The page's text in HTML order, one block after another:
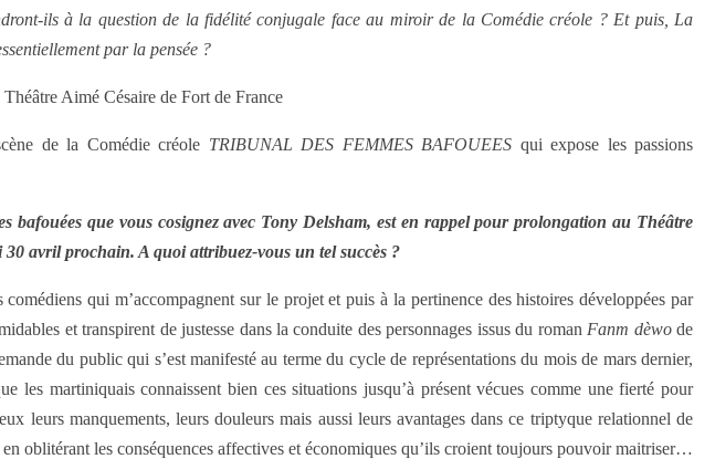
ils à la question de la fidélité conjugale face au miroir de la Comédie créole ? Et puis, La
par la pensée ?
Aimé Césaire de Fort de France
de la Comédie créole TRIBUNAL DES FEMMES BAFOUEES qui expose les passions
bafouées que vous cosignez avec Tony Delsham, est en rappel pour prolongation au Théâtre
avril prochain. A quoi attribuez-vous un tel succès ?
qui m’accompagnent sur le projet et puis à la pertinence des histoires développées par
et transpirent de justesse dans la conduite des personnages issus du roman Fanm dèwode
du public qui s’est manifesté au terme du cycle de représentations du mois de mars dernier,
martiniquais connaissent bien ces situations jusqu’à présent vécues comme une fierté pour
leurs manquements, leurs douleurs mais aussi leurs avantages dans ce triptyque relationnel de
oblitérant les conséquences affectives et économiques qu’ils croient toujours pouvoir maitriser…